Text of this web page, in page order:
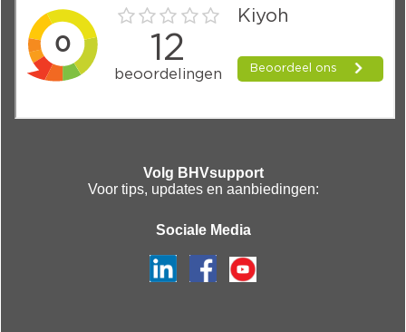
Volg BHVsupport
Voor tips, updates en aanbiedingen:
Sociale Media